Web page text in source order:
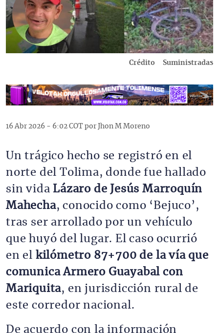
Crédito Suministradas
16 Abr 2026 - 6:02 COT por Jhon M Moreno
Un trágico hecho se registró en el
norte del Tolima, donde fue hallado
sin vida Lázaro de Jesús Marroquín
Mahecha, conocido como ‘Bejuco’,
tras ser arrollado por un vehículo
que huyó del lugar. El caso ocurrió
en el kilómetro 87+700 de la vía que
comunica Armero Guayabal con
Mariquita, en jurisdicción rural de
este corredor nacional.
De acuerdo con la información